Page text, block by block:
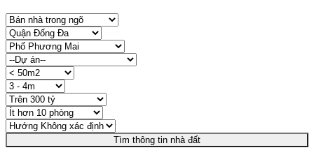
Tìm thông tin nhà đất